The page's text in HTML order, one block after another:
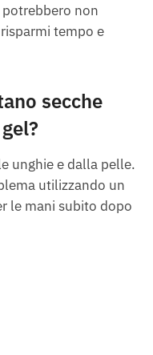
non
tempo e
secche
unghie e dalla pelle.
utilizzando un
le mani subito dopo